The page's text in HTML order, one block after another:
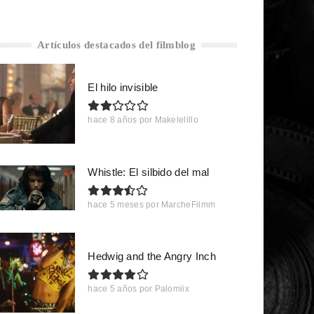
Artículos destacados del filmblog
El hilo invisible
hace 8 años por Makelelillo
Whistle: El silbido del mal
hace 5 meses por MarcheFilmm
Hedwig and the Angry Inch
hace 5 años por Palomiix